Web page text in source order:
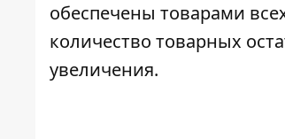
обеспечены товарами
количество товарных
увеличения.